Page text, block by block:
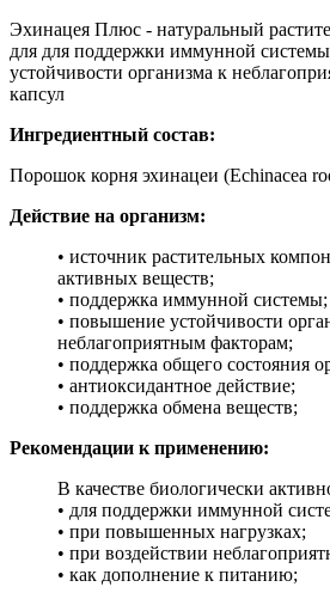
Эхинацея Плюс - натуральный
для для поддержки иммунной
устойчивости организма к
капсул
Ингредиентный состав:
Порошок корня эхинацеи (Echinacea
Действие на организм:
• источник растительных
активных веществ;
• поддержка иммунной системы;
• повышение устойчивости
неблагоприятным факторам;
• поддержка общего состояния
• антиоксидантное действие;
• поддержка обмена веществ;
Рекомендации к применению:
В качестве биологически
• для поддержки иммунной
• при повышенных нагрузках;
• при воздействии
• как дополнение к питанию;